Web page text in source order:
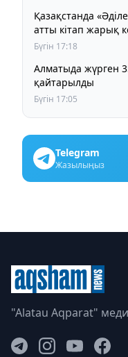
Қазақстанда
атты кітап жарық
Бүгін 17:18
Алматыда жүрген 35
қайтарылды
Бүгін 17:05
Telegram
Жазылыңыз
"Alatau Aqparat"